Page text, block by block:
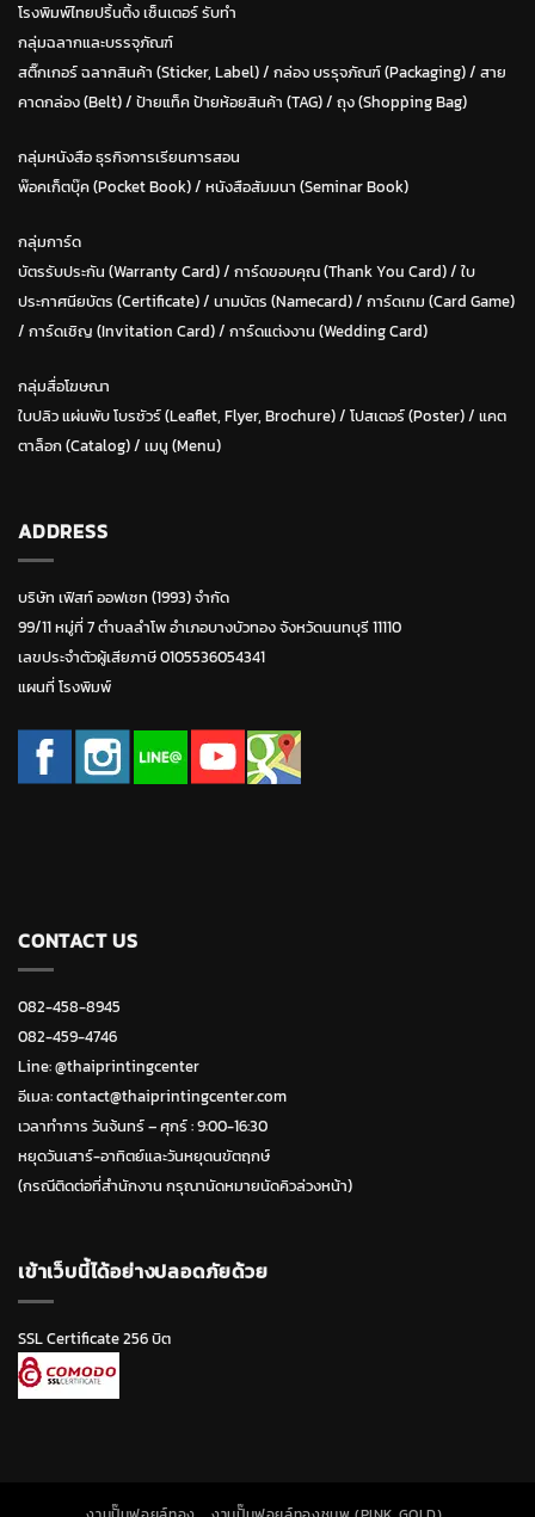
โรงพิมพ์ไทยปริ้นติ้ง เซ็นเตอร์ รับทำ
กลุ่มฉลากและบรรจุภัณฑ์
สติ๊กเกอร์ ฉลากสินค้า (Sticker, Label)/ กล่อง บรรุจภัณฑ์ (Packaging)/ สาย
คาดกล่อง (Belt)/ ป้ายแท็ค ป้ายห้อยสินค้า (TAG)/ ถุง (Shopping Bag)
กลุ่มหนังสือ ธุรกิจการเรียนการสอน
พ๊อคเก็ตบุ๊ค (Pocket Book)/ หนังสือสัมมนา (Seminar Book)
กลุ่มการ์ด
บัตรรับประกัน (Warranty Card)/ การ์ดขอบคุณ (Thank You Card)/ ใบ
ประกาศนียบัตร (Certificate)/ นามบัตร (Namecard)/ การ์ดเกม (Card Game)
/ การ์ดเชิญ (Invitation Card)/ การ์ดแต่งงาน (Wedding Card)
กลุ่มสื่อโฆษณา
ใบปลิว แผ่นพับ โบรชัวร์ (Leaflet, Flyer, Brochure)/ โปสเตอร์ (Poster) / แคต
ตาล็อก (Catalog)/ เมนู (Menu)
ADDRESS
บริษัท เฟิสท์ ออฟเซท (1993) จำกัด
99/11 หมู่ที่ 7 ตำบลลำโพ อำเภอบางบัวทอง จังหวัดนนทบุรี 11110
เลขประจำตัวผู้เสียภาษี 0105536054341
แผนที่ โรงพิมพ์
CONTACT US
082-458-8945
082-459-4746
Line:@thaiprintingcenter
อีเมล: contact@thaiprintingcenter.com
เวลาทำการ วันจ้นทร์ – ศุกร์ : 9:00-16:30
หยุดวันเสาร์-อาทิตย์และวันหยุดนขัตฤกษ์
(กรณีติดต่อที่สำนักงาน กรุณานัดหมายนัดคิวล่วงหน้า)
เข้าเว็บนี้ได้อย่างปลอดภัยด้วย
SSL Certificate 256 บิต